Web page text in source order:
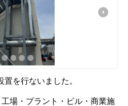
を行ないました。
場・プラント・ビル・商業施